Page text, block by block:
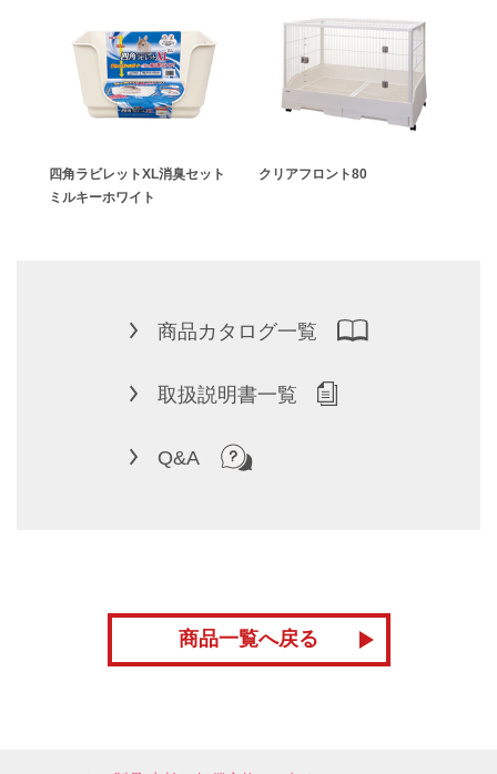
四角ラビレットXL消臭セット
ミルキーホワイト
クリアフロント80
商品カタログ一覧
取扱説明書一覧
Q&A
商品一覧へ戻る